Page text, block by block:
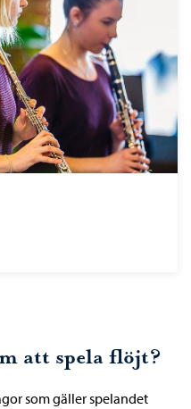
att spela flöjt?
som gäller spelandet